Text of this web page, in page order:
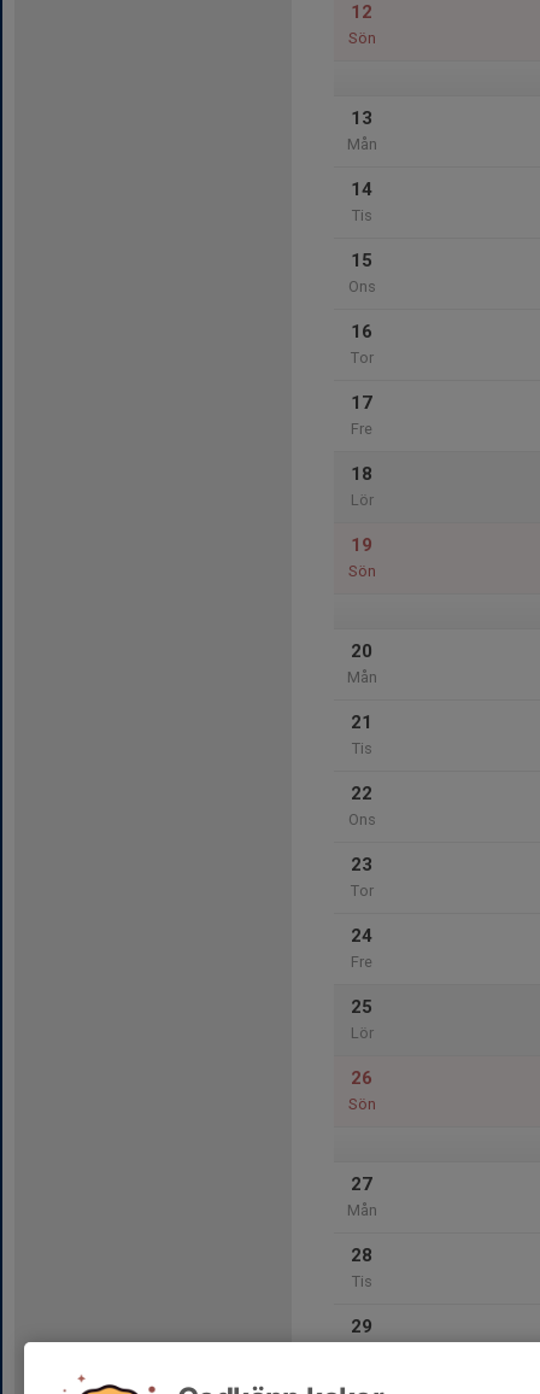
12
Sön
13
Mån
14
Tis
15
Ons
16
Tor
17
Fre
18
Lör
19
Sön
20
Mån
21
Tis
22
Ons
23
Tor
24
Fre
25
Lör
26
Sön
27
Mån
28
Tis
29